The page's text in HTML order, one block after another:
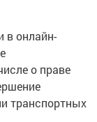
в онлайн-
о праве
транспортных